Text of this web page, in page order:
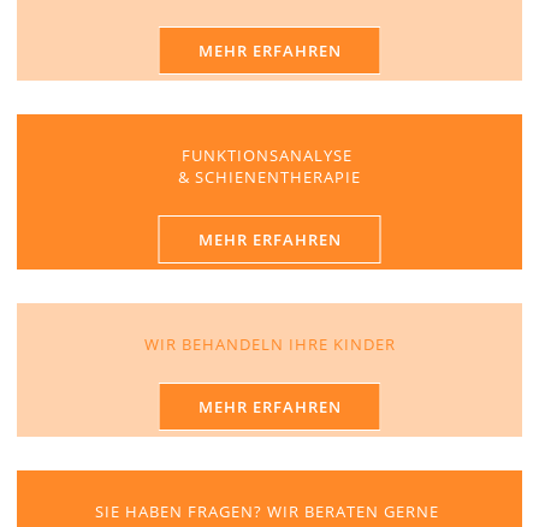
MEHR ERFAHREN
FUNKTIONSANALYSE
& SCHIENENTHERAPIE
MEHR ERFAHREN
WIR BEHANDELN IHRE KINDER
MEHR ERFAHREN
SIE HABEN FRAGEN? WIR BERATEN GERNE